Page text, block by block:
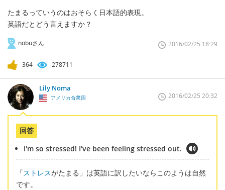
たまるっていうのはおそらく日本語的表現。
英語だとどう言えますか？
nobuさん 2016/02/25 18:29
364 278711
Lily Noma
アメリカ合衆国 2016/02/25 20:32
回答
I'm so stressed! I've been feeling stressed out.
「ストレスがたまる」は英語に訳したいならこのようは自然
です。